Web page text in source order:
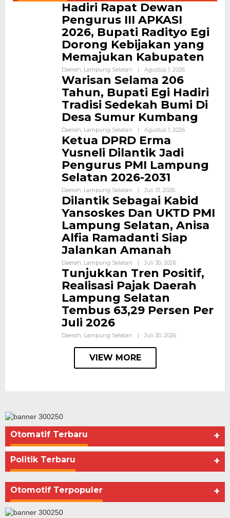
Hadiri Rapat Dewan
Pengurus III APKASI
2026, Bupati Radityo Egi
Dorong Kebijakan yang
Memajukan Kabupaten
Daerah, Lampung Selatan | Agustus 1, 2026
Warisan Selama 206
Tahun, Bupati Egi Hadiri
Tradisi Sedekah Bumi Di
Desa Sumur Kumbang
Daerah, Lampung Selatan | Agustus 1, 2026
Ketua DPRD Erma
Yusneli Dilantik Jadi
Pengurus PMI Lampung
Selatan 2026-2031
Daerah, Lampung Selatan | Juli 31, 2026
Dilantik Sebagai Kabid
Yansoskes Dan UKTD PMI
Lampung Selatan, Anisa
Alfia Ramadanti Siap
Jalankan Amanah
Daerah, Lampung Selatan | Juli 30, 2026
Tunjukkan Tren Positif,
Realisasi Pajak Daerah
Lampung Selatan
Tembus 63,29 Persen Per
Juli 2026
Daerah, Lampung Selatan | Juli 30, 2026
VIEW MORE
Otomatif Terbaru +
Politik Terbaru +
Otomotif Terpopuler +